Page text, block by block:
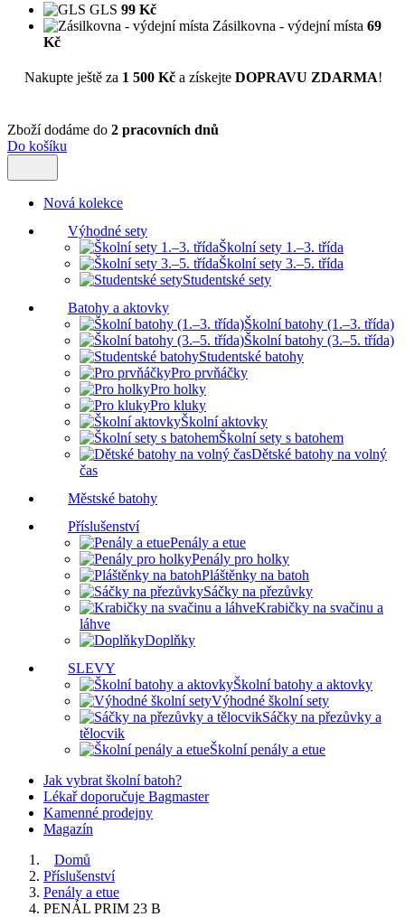
GLS 99 Kč
Zásilkovna - výdejní místa 69
Kč
Nakupte ještě za 1 500 Kč a získejte DOPRAVU ZDARMA!
Zboží dodáme do 2 pracovních dnů
Do košíku
Nová kolekce
Výhodné sety
Školní sety 1.–3. třída
Školní sety 3.–5. třída
Studentské sety
Batohy a aktovky
Školní batohy (1.–3. třída)
Školní batohy (3.–5. třída)
Studentské batohy
Pro prvňáčky
Pro holky
Pro kluky
Školní aktovky
Školní sety s batohem
Dětské batohy na volný
čas
Městské batohy
Příslušenství
Penály a etue
Penály pro holky
Pláštěnky na batoh
Sáčky na přezůvky
Krabičky na svačinu a
láhve
Doplňky
SLEVY
Školní batohy a aktovky
Výhodné školní sety
Sáčky na přezůvky a
tělocvik
Školní penály a etue
Jak vybrat školní batoh?
Lékař doporučuje Bagmaster
Kamenné prodejny
Magazín
Domů
Příslušenství
Penály a etue
PENÁL PRIM 23 B